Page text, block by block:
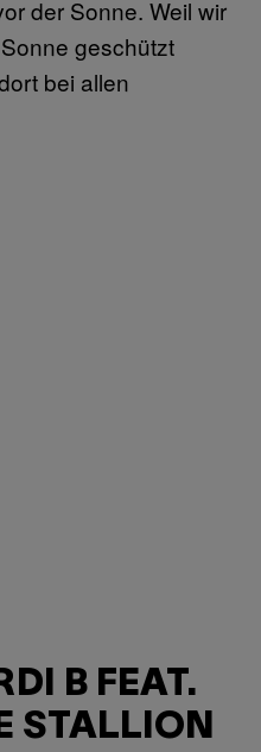
der Sonne. Weil wir
geschützt
bei allen
B FEAT.
STALLION